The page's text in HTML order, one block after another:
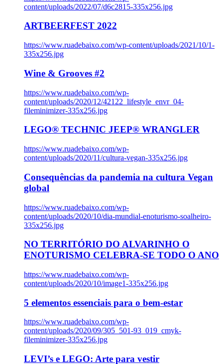
content/uploads/2022/07/d6c2815-335x256.jpg
ARTBEERFEST 2022
https://www.ruadebaixo.com/wp-content/uploads/2021/10/1-
335x256.jpg
Wine & Grooves #2
https://www.ruadebaixo.com/wp-
content/uploads/2020/12/42122_lifestyle_envr_04-
fileminimizer-335x256.jpg
LEGO® TECHNIC JEEP® WRANGLER
https://www.ruadebaixo.com/wp-
content/uploads/2020/11/cultura-vegan-335x256.jpg
Consequências da pandemia na cultura Vegan
global
https://www.ruadebaixo.com/wp-
content/uploads/2020/10/dia-mundial-enoturismo-soalheiro-
335x256.jpg
NO TERRITÓRIO DO ALVARINHO O
ENOTURISMO CELEBRA-SE TODO O ANO
https://www.ruadebaixo.com/wp-
content/uploads/2020/10/image1-335x256.jpg
5 elementos essenciais para o bem-estar
https://www.ruadebaixo.com/wp-
content/uploads/2020/09/305_501-93_019_cmyk-
fileminimizer-335x256.jpg
LEVI’s e LEGO: Arte para vestir